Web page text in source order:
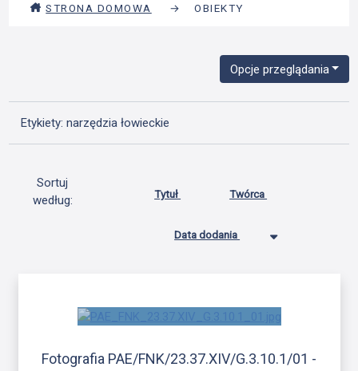
STRONA DOMOWA → OBIEKTY
Opcje przeglądania
Etykiety: narzędzia łowieckie
Sortuj
według:
Tytuł Twórca
Data dodania
Fotografia PAE/FNK/23.37.XIV/G.3.10.1/01 -